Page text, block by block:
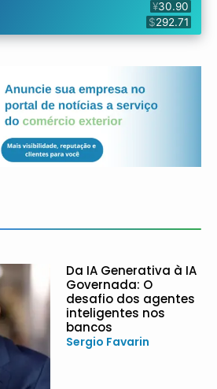
Da IA Generativa à IA
Governada: O
desafio dos agentes
inteligentes nos
bancos
Sergio Favarin